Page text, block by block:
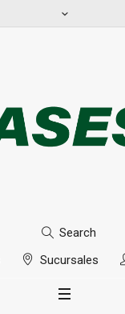
Search
Sucursales